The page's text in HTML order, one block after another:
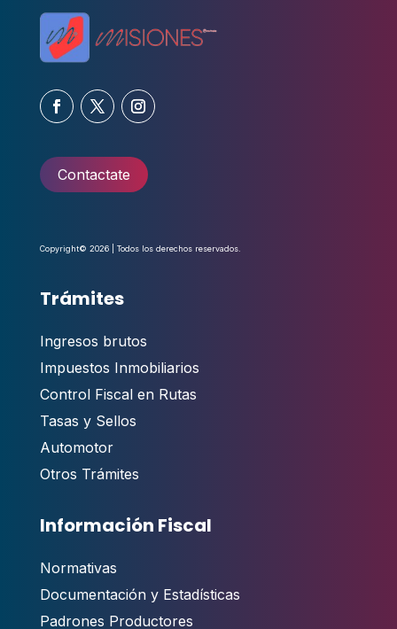
Contactate
Copyright© 2026 | Todos los derechos reservados.
Trámites
Ingresos brutos
Impuestos Inmobiliarios
Control Fiscal en Rutas
Tasas y Sellos
Automotor
Otros Trámites
Información Fiscal
Normativas
Documentación y Estadísticas
Padrones Productores